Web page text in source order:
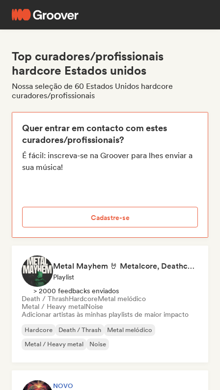
Top curadores/profissionais
hardcore Estados unidos
Nossa seleção de 60 Estados Unidos hardcore
curadores/profissionais
Quer entrar em contacto com estes
curadores/profissionais?
É fácil: inscreva-se na Groover para lhes enviar a
sua música!
Cadastre-se
Metal Mayhem 🤘 Metalcore, Deathcore & Progressive Metal
Playlist
> 2000 feedbacks enviados
Death / ThrashHardcoreMetal melódico
Metal / Heavy metalNoise
Adicionar artistas às minhas playlists de maior impacto
Hardcore Death / Thrash
Metal melódico
Metal / Heavy metal
Noise
NOVO